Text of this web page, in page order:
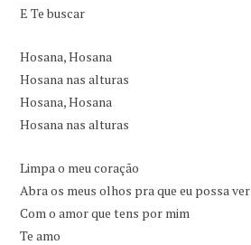
E Te buscar
Hosana, Hosana
Hosana nas alturas
Hosana, Hosana
Hosana nas alturas
Limpa o meu coração
Abra os meus olhos pra que eu possa ver
Com o amor que tens por mim
Te amo